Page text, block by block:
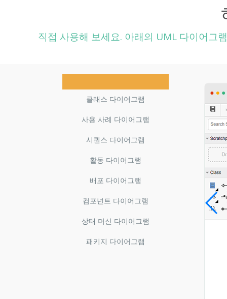
직접 사용해 보세요. 아래의 UML 다이어그
클래스 다이어그램
사용 사례 다이어그램
시퀀스 다이어그램
활동 다이어그램
배포 다이어그램
컴포넌트 다이어그램
상태 머신 다이어그램
패키지 다이어그램